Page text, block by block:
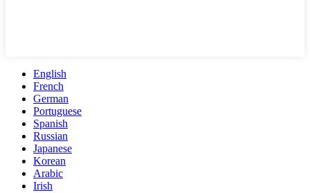
English
French
German
Portuguese
Spanish
Russian
Japanese
Korean
Arabic
Irish